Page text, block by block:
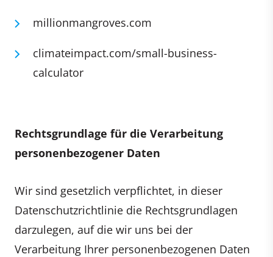
millionmangroves.com
climateimpact.com/small-business-
calculator
Rechtsgrundlage für die Verarbeitung
personenbezogener Daten
Wir sind gesetzlich verpflichtet, in dieser
Datenschutzrichtlinie die Rechtsgrundlagen
darzulegen, auf die wir uns bei der
Verarbeitung Ihrer personenbezogenen Daten